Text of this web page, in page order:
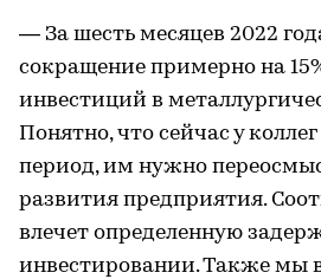
— За шесть месяцев 2022
сокращение примерно на
инвестиций в
Понятно, что сейчас у
период, им нужно
развития предприятия.
влечет определенную
инвестировании. Также мы